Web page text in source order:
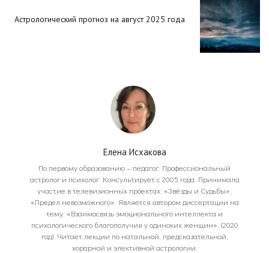
Астрологический прогноз на август 2025 года
Елена Исхакова
По первому образованию – педагог. Профессиональный
астролог и психолог. Консультирует с 2005 года. Принимала
участие в телевизионных проектах: «Звёзды и Судьбы»,
«Предел невозможного». Является автором диссертации на
тему: «Взаимосвязь эмоционального интеллекта и
психологического благополучия у одиноких женщин». (2020
год). Читает лекции по натальной, предсказательной,
хорарной и элективной астрологии.